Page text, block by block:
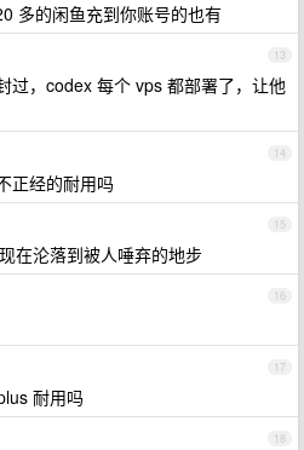
多的闲鱼充到你账号的也有
13
过，codex 每个 vps 都部署了，让他
14
正经的耐用吗
15
在沦落到被人唾弃的地步
16
17
耐用吗
18